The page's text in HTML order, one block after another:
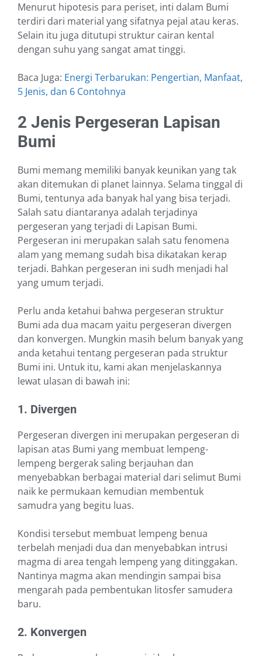
Menurut hipotesis para periset, inti dalam Bumi
terdiri dari material yang sifatnya pejal atau keras.
Selain itu juga ditutupi struktur cairan kental
dengan suhu yang sangat amat tinggi.
Baca Juga: Energi Terbarukan: Pengertian, Manfaat,
5 Jenis, dan 6 Contohnya
2 Jenis Pergeseran Lapisan
Bumi
Bumi memang memiliki banyak keunikan yang tak
akan ditemukan di planet lainnya. Selama tinggal di
Bumi, tentunya ada banyak hal yang bisa terjadi.
Salah satu diantaranya adalah terjadinya
pergeseran yang terjadi di Lapisan Bumi.
Pergeseran ini merupakan salah satu fenomena
alam yang memang sudah bisa dikatakan kerap
terjadi. Bahkan pergeseran ini sudh menjadi hal
yang umum terjadi.
Perlu anda ketahui bahwa pergeseran struktur
Bumi ada dua macam yaitu pergeseran divergen
dan konvergen. Mungkin masih belum banyak yang
anda ketahui tentang pergeseran pada struktur
Bumi ini. Untuk itu, kami akan menjelaskannya
lewat ulasan di bawah ini:
1. Divergen
Pergeseran divergen ini merupakan pergeseran di
lapisan atas Bumi yang membuat lempeng-
lempeng bergerak saling berjauhan dan
menyebabkan berbagai material dari selimut Bumi
naik ke permukaan kemudian membentuk
samudra yang begitu luas.
Kondisi tersebut membuat lempeng benua
terbelah menjadi dua dan menyebabkan intrusi
magma di area tengah lempeng yang ditinggakan.
Nantinya magma akan mendingin sampai bisa
mengarah pada pembentukan litosfer samudera
baru.
2. Konvergen